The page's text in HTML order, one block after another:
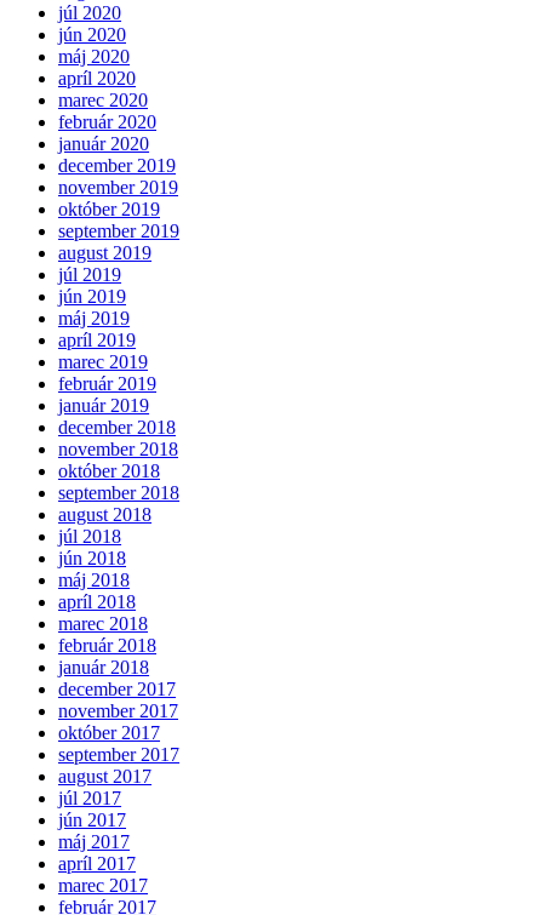
júl 2020
jún 2020
máj 2020
apríl 2020
marec 2020
február 2020
január 2020
december 2019
november 2019
október 2019
september 2019
august 2019
júl 2019
jún 2019
máj 2019
apríl 2019
marec 2019
február 2019
január 2019
december 2018
november 2018
október 2018
september 2018
august 2018
júl 2018
jún 2018
máj 2018
apríl 2018
marec 2018
február 2018
január 2018
december 2017
november 2017
október 2017
september 2017
august 2017
júl 2017
jún 2017
máj 2017
apríl 2017
marec 2017
február 2017